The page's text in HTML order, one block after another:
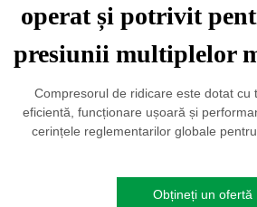
operat și potrivit
presiunii multiplelor
Compresorul de ridicare este dotat cu
eficientă, funcționare ușoară și
cerințele reglementarilor globale
Obțineți un ofertă